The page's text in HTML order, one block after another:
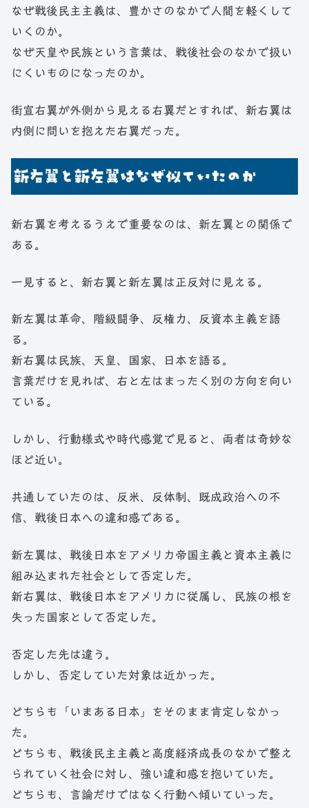
なぜ戦後民主主義は、豊かさのなかで人間を軽くして
いくのか。
なぜ天皇や民族という言葉は、戦後社会のなかで扱い
にくいものになったのか。
街宣右翼が外側から見える右翼だとすれば、新右翼は
内側に問いを抱えた右翼だった。
新右翼と新左翼はなぜ似ていたのか
新右翼を考えるうえで重要なのは、新左翼との関係で
ある。
一見すると、新右翼と新左翼は正反対に見える。
新左翼は革命、階級闘争、反権力、反資本主義を語
る。
新右翼は民族、天皇、国家、日本を語る。
言葉だけを見れば、右と左はまったく別の方向を向い
ている。
しかし、行動様式や時代感覚で見ると、両者は奇妙な
ほど近い。
共通していたのは、反米、反体制、既成政治への不
信、戦後日本への違和感である。
新左翼は、戦後日本をアメリカ帝国主義と資本主義に
組み込まれた社会として否定した。
新右翼は、戦後日本をアメリカに従属し、民族の根を
失った国家として否定した。
否定した先は違う。
しかし、否定していた対象は近かった。
どちらも「いまある日本」をそのまま肯定しなかっ
た。
どちらも、戦後民主主義と高度経済成長のなかで整え
られていく社会に対し、強い違和感を抱いていた。
どちらも、言論だけではなく行動へ傾いていった。